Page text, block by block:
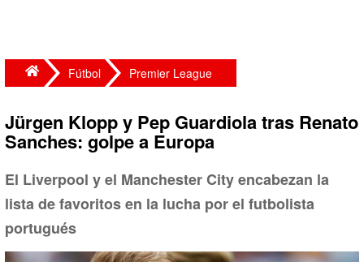
Fútbol Premier League
Jürgen Klopp y Pep Guardiola tras Renato
Sanches: golpe a Europa
El Liverpool y el Manchester City encabezan la
lista de favoritos en la lucha por el futbolista
portugués